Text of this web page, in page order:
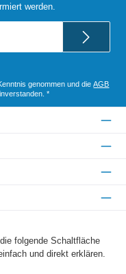
werden.
genommen und dieAGB
*
folgende Schaltfläche
und direkt erklären.